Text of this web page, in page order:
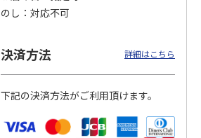
3,980円
(送料・税込)
のし
対応不可
決済方法 詳細はこちら
下記の決済方法がご利用頂けます。